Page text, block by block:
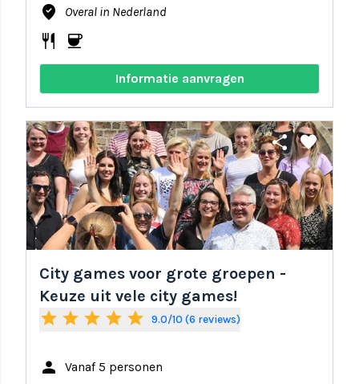
where_to_vote Overal in Nederland
restaurant coffee
Informatie aanvragen
share favorite
City games voor grote groepen -
Keuze uit vele city games!
star star star star star 9.0/10 (6 reviews)
person Vanaf 5 personen